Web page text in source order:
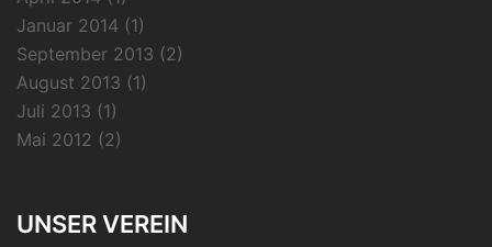
Januar 2014 (1)
September 2013 (2)
August 2013 (1)
Juli 2013 (1)
Mai 2012 (2)
UNSER VEREIN